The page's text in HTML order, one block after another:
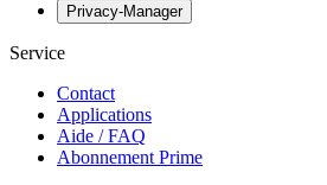
Privacy-Manager
Service
Contact
Applications
Aide / FAQ
Abonnement Prime